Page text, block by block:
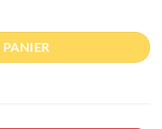
426SH101EUUK